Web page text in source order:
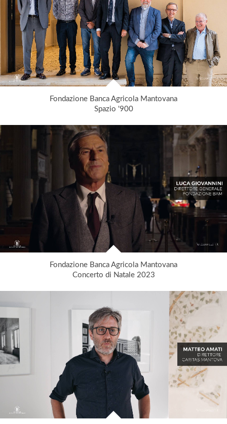
Fondazione Banca Agricola Mantovana
Spazio '900
Fondazione Banca Agricola Mantovana
Concerto di Natale 2023